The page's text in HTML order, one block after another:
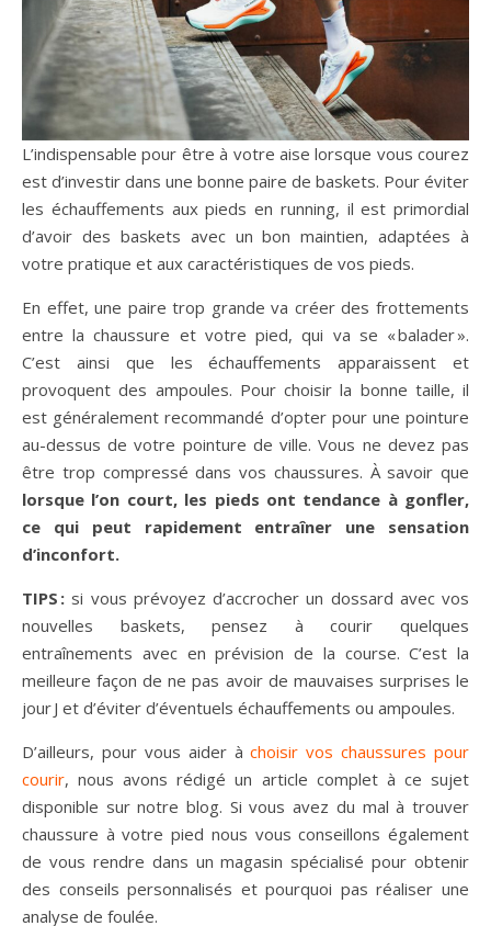
L’indispensable pour être à votre aise lorsque vous courez
est d’investir dans une bonne paire de baskets. Pour éviter
les échauffements aux pieds en running, il est primordial
d’avoir des baskets avec un bon maintien, adaptées à
votre pratique et aux caractéristiques de vos pieds.
En effet, une paire trop grande va créer des frottements
entre la chaussure et votre pied, qui va se « balader ».
C’est ainsi que les échauffements apparaissent et
provoquent des ampoules. Pour choisir la bonne taille, il
est généralement recommandé d’opter pour une pointure
au-dessus de votre pointure de ville. Vous ne devez pas
être trop compressé dans vos chaussures. À savoir que
lorsque l’on court, les pieds ont tendance à gonfler,
ce qui peut rapidement entraîner une sensation
d’inconfort.
TIPS : si vous prévoyez d’accrocher un dossard avec vos
nouvelles baskets, pensez à courir quelques
entraînements avec en prévision de la course. C’est la
meilleure façon de ne pas avoir de mauvaises surprises le
jour J et d’éviter d’éventuels échauffements ou ampoules.
D’ailleurs, pour vous aider àchoisir vos chaussures pour
courir, nous avons rédigé un article complet à ce sujet
disponible sur notre blog. Si vous avez du mal à trouver
chaussure à votre pied nous vous conseillons également
de vous rendre dans un magasin spécialisé pour obtenir
des conseils personnalisés et pourquoi pas réaliser une
analyse de foulée.